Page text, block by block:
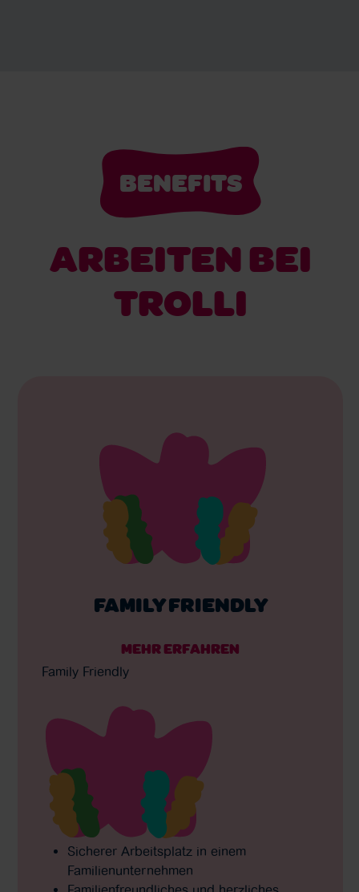
BENEFITS
ARBEITEN BEI
TROLLI
FAMILY FRIENDLY
MEHR ERFAHREN
Family Friendly
Sicherer Arbeitsplatz in einem
Familienunternehmen